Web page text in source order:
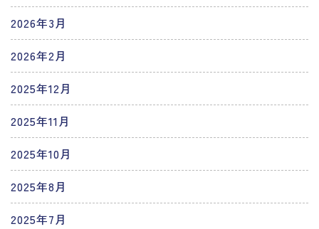
2026年3月
2026年2月
2025年12月
2025年11月
2025年10月
2025年8月
2025年7月